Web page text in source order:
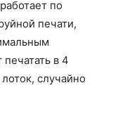
по
печати,
в 4
случайно